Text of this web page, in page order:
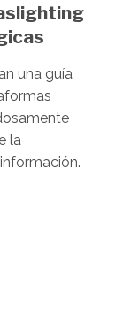
una guía
la